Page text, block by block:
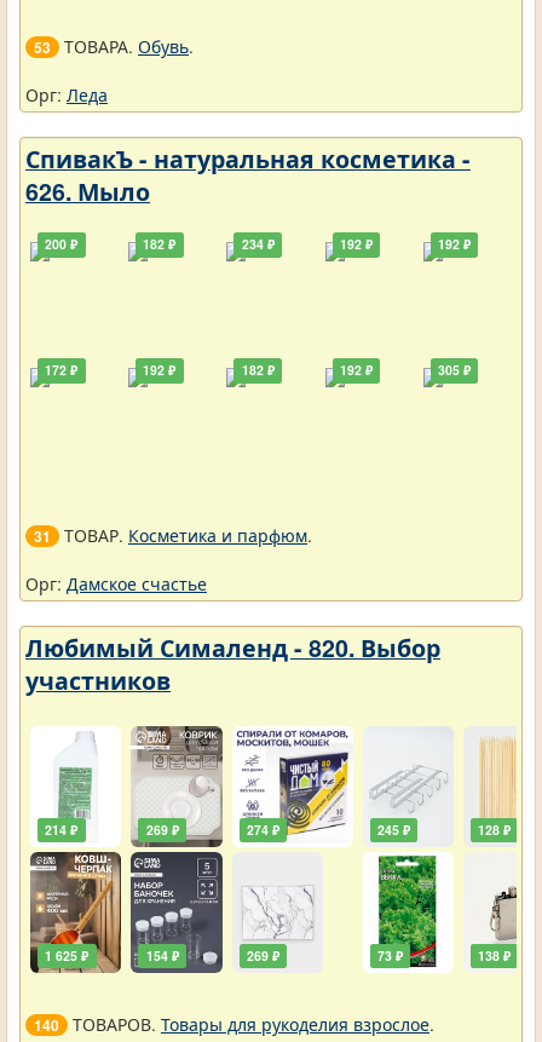
53 ТОВАРА. Обувь.
Орг: Леда
СпивакЪ - натуральная косметика -
626. Мыло
200 ₽
172 ₽
182 ₽
192 ₽
234 ₽
182 ₽
192 ₽
192 ₽
192 ₽
305 ₽
31 ТОВАР. Косметика и парфюм.
Орг: Дамское счастье
Любимый Сималенд - 820. Выбор
участников
214 ₽
1 625 ₽
269 ₽
154 ₽
274 ₽
269 ₽
245 ₽
73 ₽
128 ₽
138 ₽
140 ТОВАРОВ. Товары для рукоделия взрослое.